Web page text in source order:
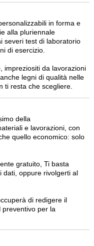
in forma e
alla pluriennale
severi test di laboratorio
di esercizio.
impreziositi da lavorazioni
legni di qualità nelle
ti resta che scegliere.
della
e lavorazioni, con
quello economico: solo
gratuito, Ti basta
dati, oppure rivolgerti al
di redigere il
per la